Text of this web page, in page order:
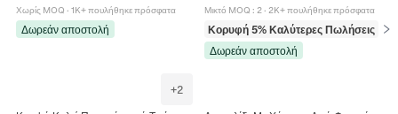
Χωρίς MOQ · 1K+ πουλήθηκε πρόσφατα
Δωρεάν αποστολή
Μικτό MOQ : 2· 2K+ πουλήθηκε πρόσφατα
Κορυφή 5% Καλύτερες Πωλήσεις
σε
Δωρεάν αποστολή
+2